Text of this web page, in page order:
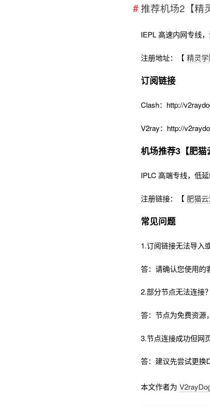
推荐机场2【精
IEPL 高速内网专线
注册地址：【 精灵
订阅链接
Clash：http://
V2ray：http://
机场推荐3【肥猫
IPLC 高端专线，低
注册链接：【 肥猫
常见问题
1.订阅链接无法导入
答：请确认您使用的
2.部分节点无法连接？
答：节点为免费资源
3.节点连接成功但网
答：建议先尝试更换
本文作者为